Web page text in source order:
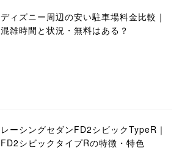
ディズニー周辺の安い駐車場料金比較｜
混雑時間と状況・無料はある？
レーシングセダンFD2シビックTypeR｜
FD2シビックタイプRの特徴・特色